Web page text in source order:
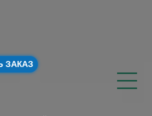
ЗАКАЗ